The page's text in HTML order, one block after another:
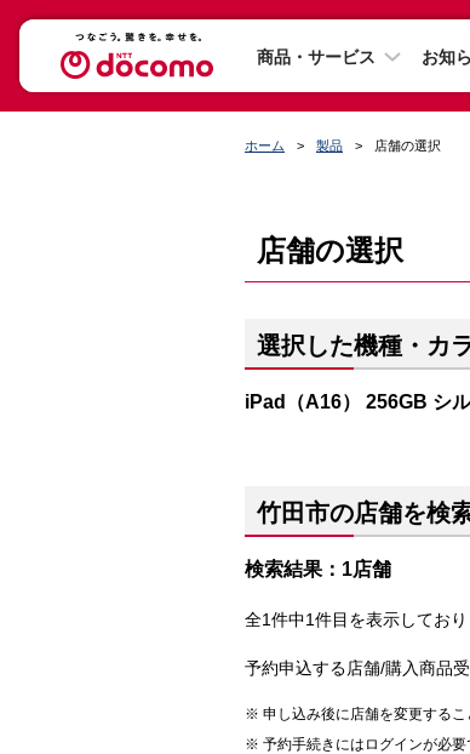
商品・サービス お知
ホーム 製品 店舗の選択
店舗の選択
選択した機種・カ
iPad（A16） 256GB シ
竹田市の店舗を検
検索結果：1店舗
全1件中1件目を表示してお
予約申込する店舗/購入商品
申し込み後に店舗を変更するこ
予約手続きにはログインが必要